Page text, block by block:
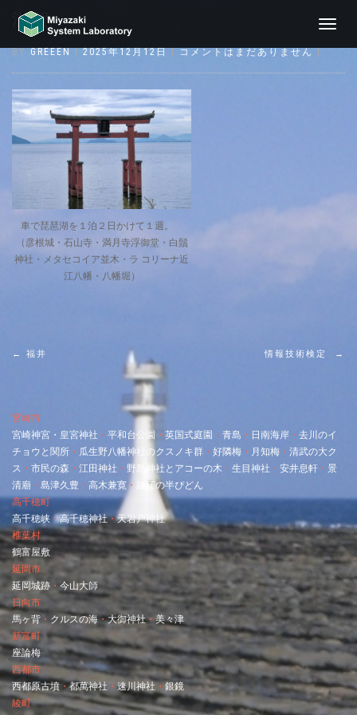
ナ
ゲ
ー
滋賀
BY GREEEN 2025年12月12日 コメントはまだありません
車で琵琶湖を１泊２日かけて１週。
（彦根城・石山寺・満月寺浮御堂・白鬚
神社・メタセコイア並木・ラ コリーナ近
江八幡・八幡堀）
投
ナ
ビ
ゲ
ー
シ
ョ
ン
← 福井 情報技術検定 →
宮崎市
宮崎神宮・ 皇宮神社 ・ 平和台公園 ・ 英国式庭園 ・ 青島 ・ 日南海岸 ・ 去川のイ
チョウと関所 ・ 瓜生野八幡神社のクスノキ群 ・ 好隣梅 ・ 月知梅 ・ 清武の大ク
ス ・ 市民の森 ・ 江田神社 ・ 野島神社とアコーの木 ・ 生目神社 ・ 安井息軒 ・ 景
清廟 ・ 島津久豊 ・ 高木兼寛・
跡江の半ぴどん
高千穂町
高千穂峡・高千穂神社・天岩戸神社
椎葉村
鶴富屋敷
延岡市
延岡城跡 ・ 今山大師
日向市
馬ヶ背 ・ クルスの海・大御神社・ 美々津
新富町
座論梅
西都市
西都原古墳 ・都萬神社 ・ 速川神社・銀鏡
綾町